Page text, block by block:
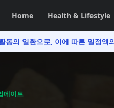
Home Health & Lifestyle
동의 일환으로, 이에 따른 일정액
데이트